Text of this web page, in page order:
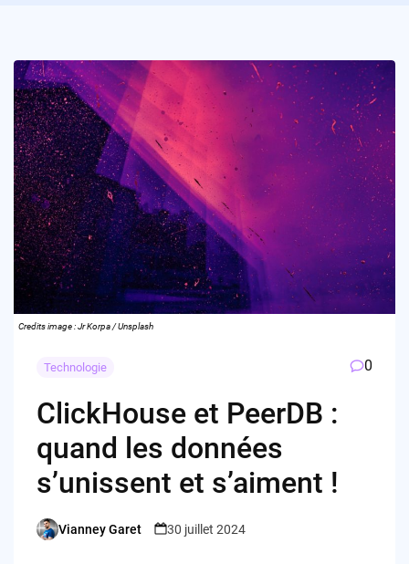
Credits image : Jr Korpa / Unsplash
Technologie 0
ClickHouse et PeerDB :
quand les données
s’unissent et s’aiment !
Posted
Vianney Garet 30 juillet 2024